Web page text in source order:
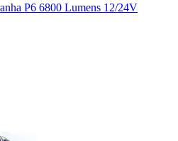
P6 6800 Lumens 12/24V